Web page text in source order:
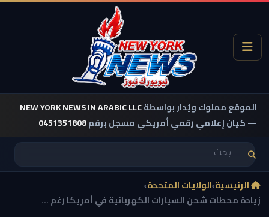
الموقع مملوك ويُدار بواسطةNEW YORK NEWS IN ARABIC LLC
— كيان إعلامي رقمي أمريكي مسجل برقم0451351808
الرئيسية›الولايات المتحدة›
زيادة محطات شحن السيارات الكهربائية في أمريكا رغم ...